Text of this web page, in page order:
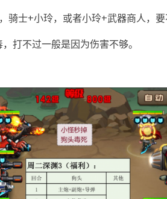
骑士+小玲，或者小玲+武器商人，要
打不过一般是因为伤害不够。